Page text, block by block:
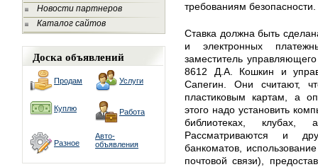
Новости партнеров
Каталог сайтов
Доска объявлений
Продам Услуги
Куплю Работа
Разное
Авто-
объявления
требованиям безопасности.
Ставка должна быть
и электронных
заместитель
8612 Д.А. Кошкин и
Сапегин. Они считают,
пластиковым картам, а
этого надо установить
библиотеках, клубах,
Рассматриваются и
банкоматов,
почтовой связи),